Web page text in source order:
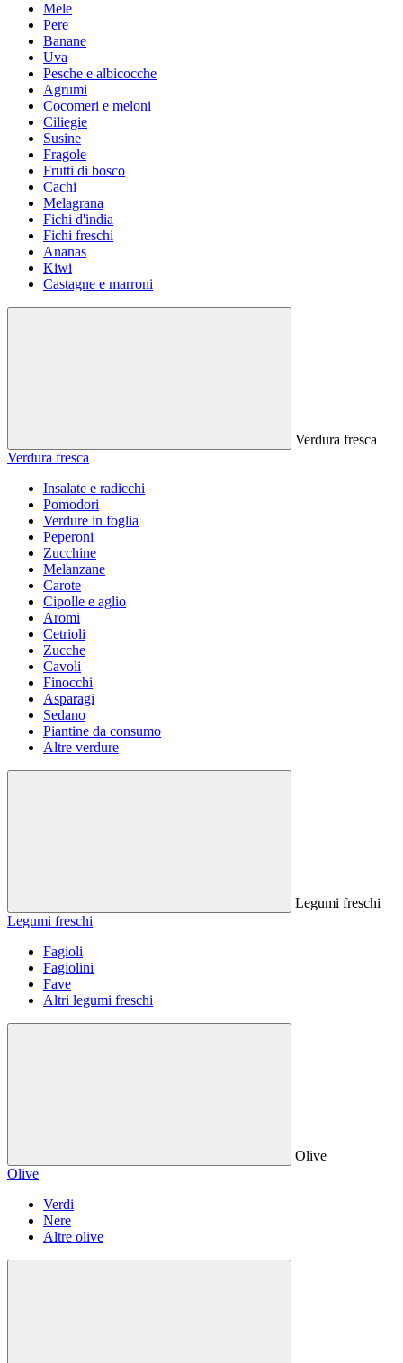
Mele
Pere
Banane
Uva
Pesche e albicocche
Agrumi
Cocomeri e meloni
Ciliegie
Susine
Fragole
Frutti di bosco
Cachi
Melagrana
Fichi d'india
Fichi freschi
Ananas
Kiwi
Castagne e marroni
Verdura fresca
Verdura fresca
Insalate e radicchi
Pomodori
Verdure in foglia
Peperoni
Zucchine
Melanzane
Carote
Cipolle e aglio
Aromi
Cetrioli
Zucche
Cavoli
Finocchi
Asparagi
Sedano
Piantine da consumo
Altre verdure
Legumi freschi
Legumi freschi
Fagioli
Fagiolini
Fave
Altri legumi freschi
Olive
Olive
Verdi
Nere
Altre olive